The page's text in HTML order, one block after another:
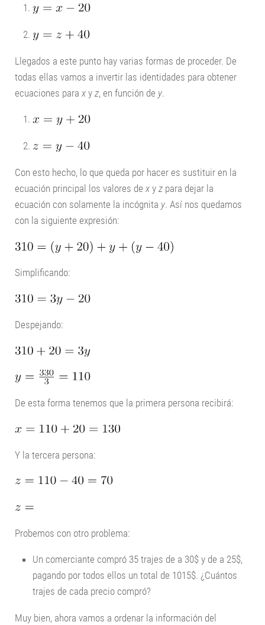
Llegados a este punto hay varias formas de proceder. De
todas ellas vamos a invertir las identidades para obtener
ecuaciones para x y z, en función de y.
Con esto hecho, lo que queda por hacer es sustituir en la
ecuación principal los valores de x y z para dejar la
ecuación con solamente la incógnita y. Así nos quedamos
con la siguiente expresión:
Simplificando:
Despejando:
De esta forma tenemos que la primera persona recibirá:
Y la tercera persona:
Probemos con otro problema:
Un comerciante compró 35 trajes de a 30$ y de a 25$,
pagando por todos ellos un total de 1015$. ¿Cuántos
trajes de cada precio compró?
Muy bien, ahora vamos a ordenar la información del